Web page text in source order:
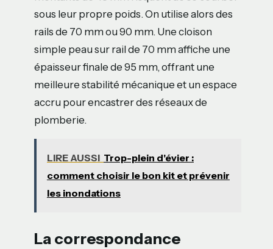
sous leur propre poids. On utilise alors des
rails de 70 mm ou 90 mm. Une cloison
simple peau sur rail de 70 mm affiche une
épaisseur finale de 95 mm, offrant une
meilleure stabilité mécanique et un espace
accru pour encastrer des réseaux de
plomberie.
LIRE AUSSI Trop-plein d'évier :
comment choisir le bon kit et prévenir
les inondations
La correspondance